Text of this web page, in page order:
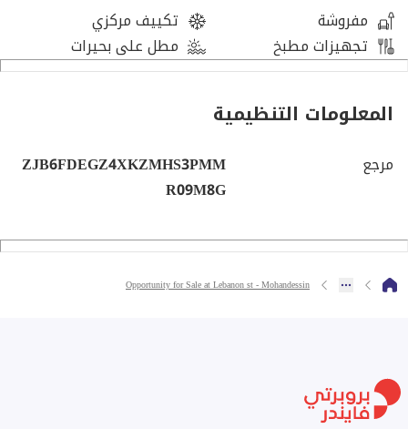
مفروشة
تكييف مركزي
تجهيزات مطبخ
مطل على بحيرات
المعلومات التنظيمية
مرجع
ZJB6FDEGZ4XKZMHS3PMM
R09M8G
Opportunity for Sale at Lebanon st - Mohandessin